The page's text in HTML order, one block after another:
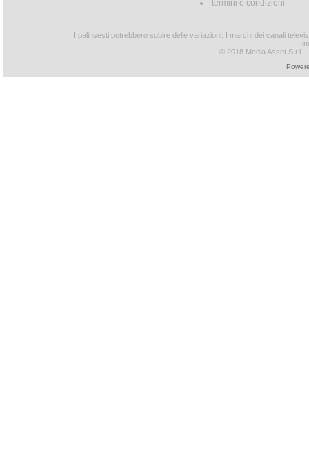
termini e condizioni
I palinsesti potrebbero subire delle variazioni. I marchi dei canali
© 2018 Media Asset S.r.l.